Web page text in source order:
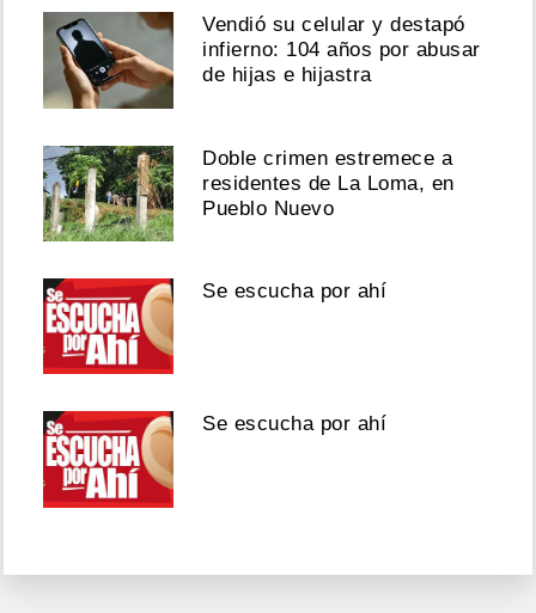
Vendió su celular y destapó
infierno: 104 años por abusar
de hijas e hijastra
Doble crimen estremece a
residentes de La Loma, en
Pueblo Nuevo
Se escucha por ahí
Se escucha por ahí